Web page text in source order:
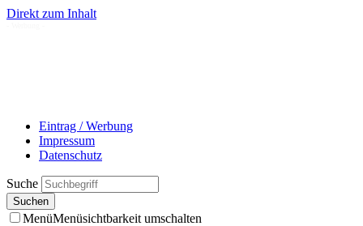
Direkt zum Inhalt
Eintrag / Werbung
Impressum
Datenschutz
Suche
MenüMenüsichtbarkeit umschalten